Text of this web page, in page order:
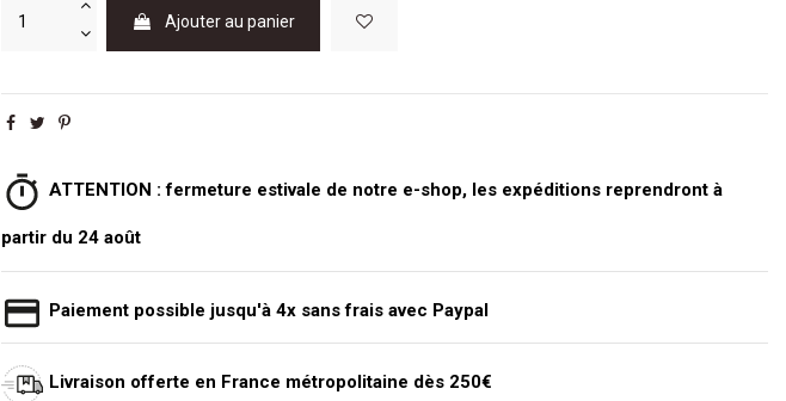
Ajouter au panier
ATTENTION : fermeture estivale de notre e-shop, les expéditions reprendront à
partir du 24 août
Paiement possible jusqu'à 4x sans frais avec Paypal
Livraison offerte en France métropolitaine dès 250€